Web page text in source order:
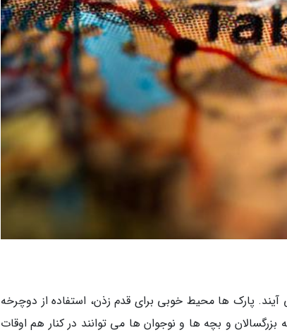
پارک ها محیط خوبی برای قدم زذن، استفاده از دوچرخه
و بچه ها و نوجوان ها می توانند در کنار هم اوقات